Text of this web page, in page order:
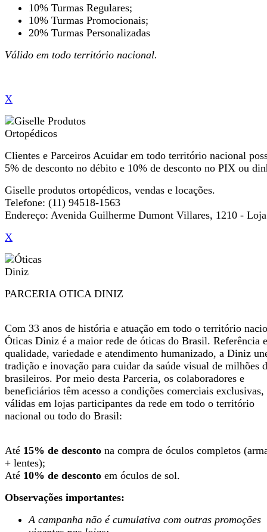
10% Turmas Regulares;
10% Turmas Promocionais;
20% Turmas Personalizadas
Válido em todo território nacional.
X
Clientes e Parceiros Acuidar em todo território nacional
5% de desconto no débito e 10% de desconto no PIX ou
Giselle produtos ortopédicos, vendas e locações.
Telefone: (11) 94518-1563
Endereço: Avenida Guilherme Dumont Villares, 1210 -
X
PARCERIA OTICA DINIZ
Com 33 anos de história e atuação em todo o território
Óticas Diniz é a maior rede de óticas do Brasil. Referência
qualidade, variedade e atendimento humanizado, a Diniz
tradição e inovação para cuidar da saúde visual de milhões
brasileiros. Por meio desta Parceria, os colaboradores e
beneficiários têm acesso a condições comerciais exclusivas,
válidas em lojas participantes da rede em todo o território
nacional ou todo do Brasil:
Até 15% de desconto na compra de óculos completos
+ lentes);
Até 10% de desconto em óculos de sol.
Observações importantes:
A campanha não é cumulativa com outras promoções